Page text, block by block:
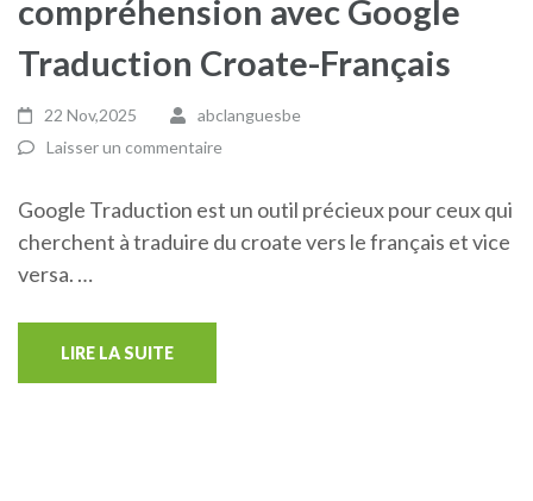
compréhension avec Google
Traduction Croate-Français
22 Nov,2025
abclanguesbe
Laisser un commentaire
Google Traduction est un outil précieux pour ceux qui
cherchent à traduire du croate vers le français et vice
versa. …
LIRE LA SUITE